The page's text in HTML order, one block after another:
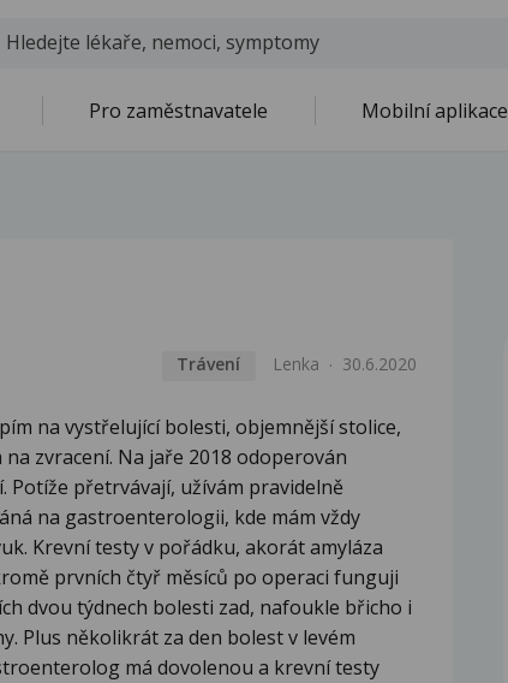
Pro zaměstnavatele Mobilní aplikace
Trávení Lenka 30.6.2020
na vystřelující bolesti, objemnější stolice,
zvracení. Na jaře 2018 odoperován
Potíže přetrvávají, užívám pravidelně
na gastroenterologii, kde mám vždy
Krevní testy v pořádku, akorát amyláza
prvních čtyř měsíců po operaci funguji
dvou týdnech bolesti zad, nafoukle břicho i
Plus několikrát za den bolest v levém
má dovolenou a krevní testy